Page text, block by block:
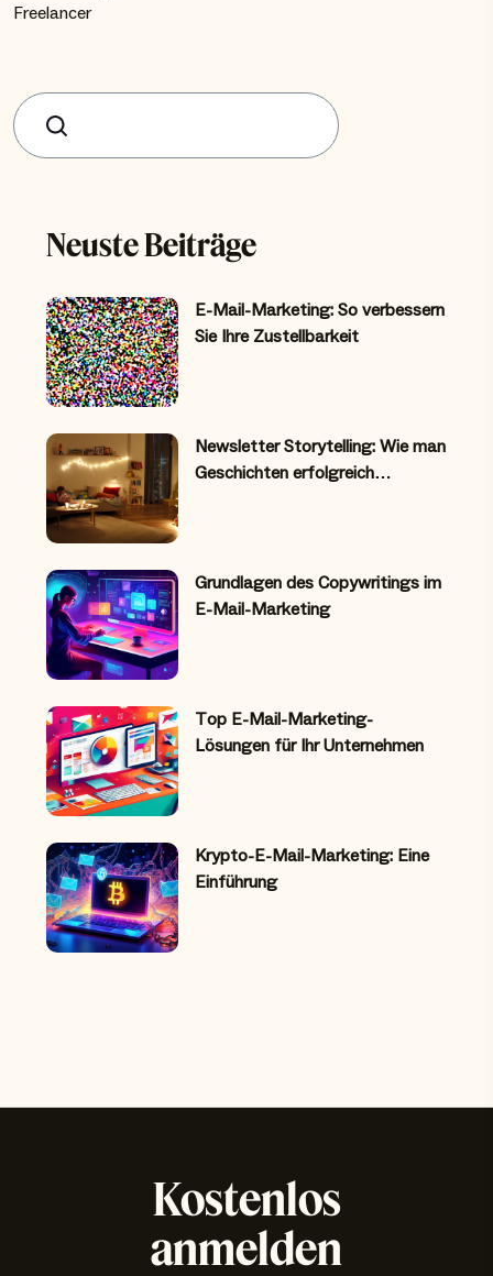
Freelancer
Suchen
Neuste Beiträge
E-Mail-Marketing: So verbessern
Sie Ihre Zustellbarkeit
Newsletter Storytelling: Wie man
Geschichten erfolgreich…
Grundlagen des Copywritings im
E-Mail-Marketing
Top E-Mail-Marketing-
Lösungen für Ihr Unternehmen
Krypto-E-Mail-Marketing: Eine
Einführung
Kostenlos
anmelden